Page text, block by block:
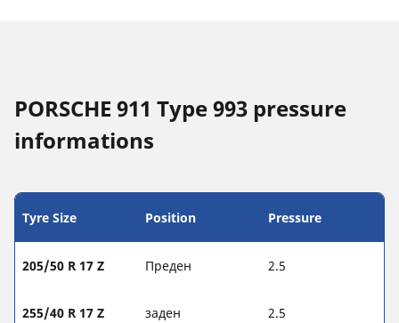
PORSCHE 911 Type 993 pressure
informations
Tyre Size Position Pressure
205/50 R 17 Z Преден 2.5
255/40 R 17 Z заден 2.5